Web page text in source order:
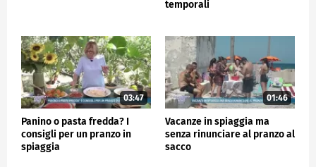
temporali
03:47
Panino o pasta fredda? I
consigli per un pranzo in
spiaggia
01:46
Vacanze in spiaggia ma
senza rinunciare al pranzo al
sacco